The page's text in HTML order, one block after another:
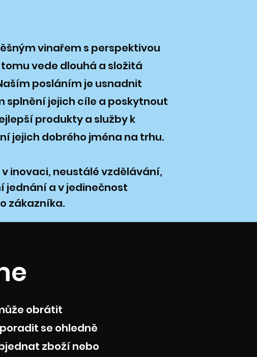
vinařem s perspektivou
vede dlouhá a složitá
posláním je usnadnit
splnění jejich cíle a poskytnout
produkty a služby k
jejich dobrého jména na trhu.
inovaci, neustálé vzdělávání,
jednání a v jedinečnost
zákazníka.
obrátit
se ohledně
zboží nebo